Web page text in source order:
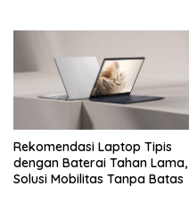
Rekomendasi Laptop Tipis
dengan Baterai Tahan Lama,
Solusi Mobilitas Tanpa Batas